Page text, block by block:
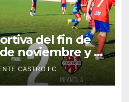
del fin de
noviembre y 1
CASTRO FC